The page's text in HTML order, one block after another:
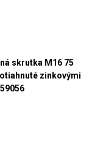
skrutka M16 75
zinkovými